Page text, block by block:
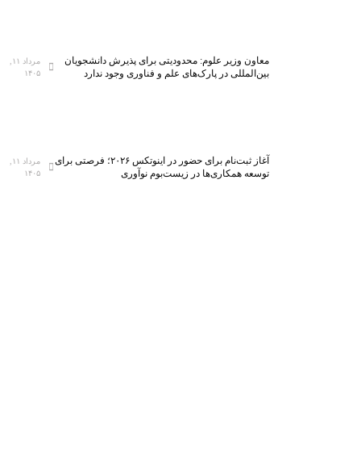
معاون وزیر علوم: محدودیتی برای پذیرش دانشجویان
بین‌المللی در پارک‌های علم و فناوری وجود ندارد
۱۴۰۵
آغاز ثبت‌نام برای حضور در اینوتکس ۲۰۲۶؛ فرصتی برای
توسعه همکاری‌ها در زیست‌بوم نوآوری
۱۴۰۵